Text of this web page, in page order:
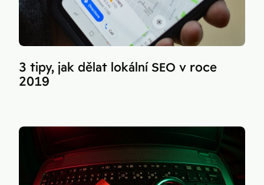
3 tipy, jak dělat lokální SEO v roce
2019